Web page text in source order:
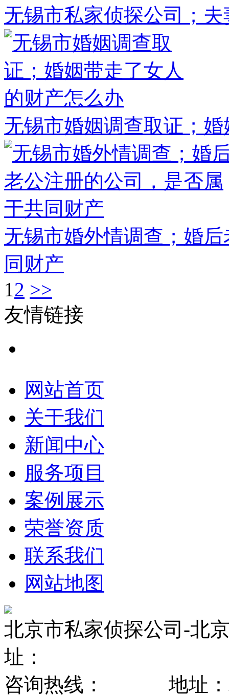
无锡市私家侦探公司；
无锡市婚姻调查取证；
无锡市婚外情调查；婚
同财产
12 >>
友情链接
网站首页
关于我们
新闻中心
服务项目
案例展示
荣誉资质
联系我们
网站地图
北京市私家侦探公司-北
址：
咨询热线： 地址：